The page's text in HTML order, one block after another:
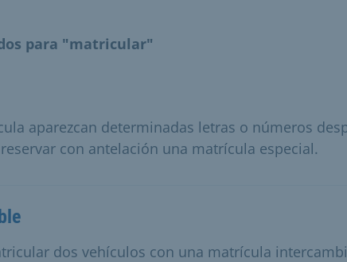
para "matricular"
aparezcan determinadas letras o números
con antelación una matrícula especial.
dos vehículos con una matrícula